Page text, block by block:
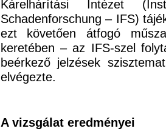
Kárelhárítási Intézet
Schadenforschung – IFS)
ezt követően átfogó
keretében – az IFS-szel
beérkező jelzések
elvégezte.
A vizsgálat eredményei